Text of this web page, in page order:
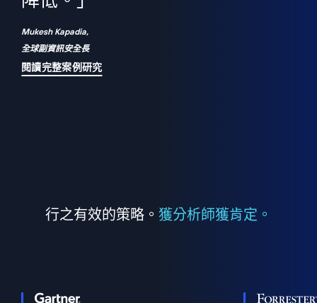
Mukesh Kapadia,
全球副資訊安全長
閱讀完整案例研究
行之有效的策略。 獲分析師獲肯定。